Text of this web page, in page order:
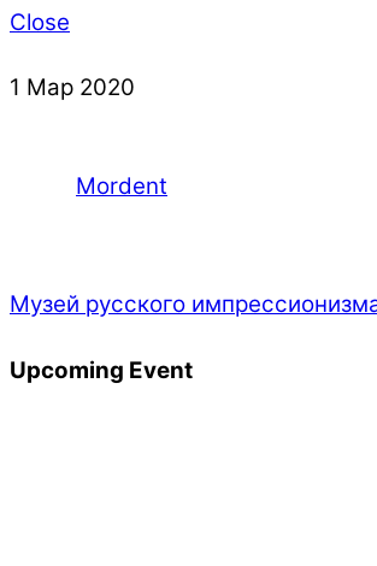
Close
1 Мар 2020
Mordent
Музей русского
Upcoming Event